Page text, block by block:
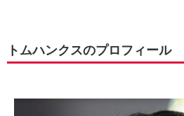
トムハンクスのプロフィール